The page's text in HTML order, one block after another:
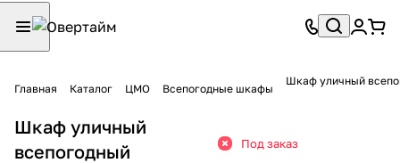
Главная Каталог ЦМО Всепогодные шкафы
Шкаф уличный
всепогодный
Под заказ